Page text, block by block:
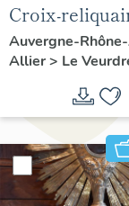
Croix-
Auvergne-
Allier> Le